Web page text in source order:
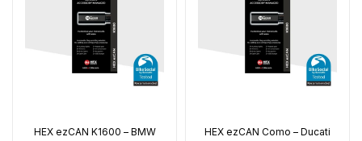
HEX ezCAN K1600 – BMW
HEX ezCAN Como – Ducati